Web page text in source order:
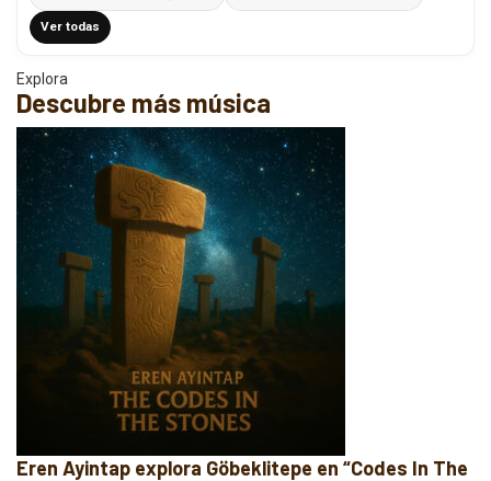
Ver todas
Explora
Descubre más música
Eren Ayintap explora Göbeklitepe en “Codes In The